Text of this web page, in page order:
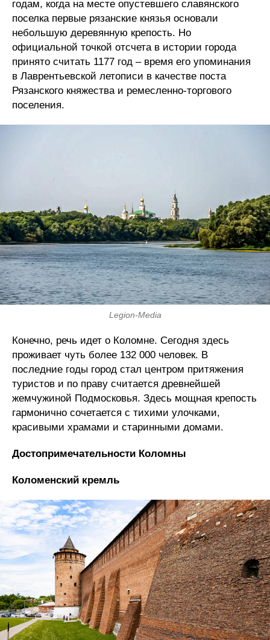
годам, когда на месте опустевшего славянского
поселка первые рязанские князья основали
небольшую деревянную крепость. Но
официальной точкой отсчета в истории города
принято считать 1177 год – время его упоминания
в Лаврентьевской летописи в качестве поста
Рязанского княжества и ремесленно-торгового
поселения.
Legion-Media
Конечно, речь идет о Коломне. Сегодня здесь
проживает чуть более 132 000 человек. В
последние годы город стал центром притяжения
туристов и по праву считается древнейшей
жемчужиной Подмосковья. Здесь мощная крепость
гармонично сочетается с тихими улочками,
красивыми храмами и старинными домами.
Достопримечательности Коломны
Коломенский кремль